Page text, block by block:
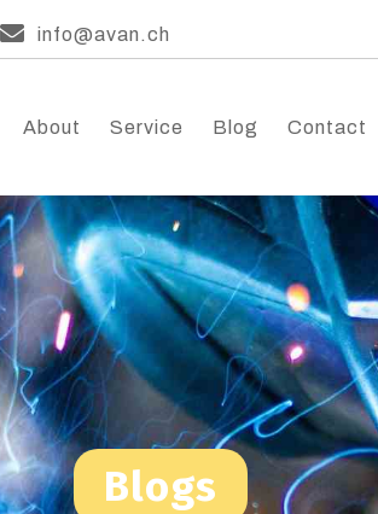
info@avan.ch
About Service Blog Contact
Blogs